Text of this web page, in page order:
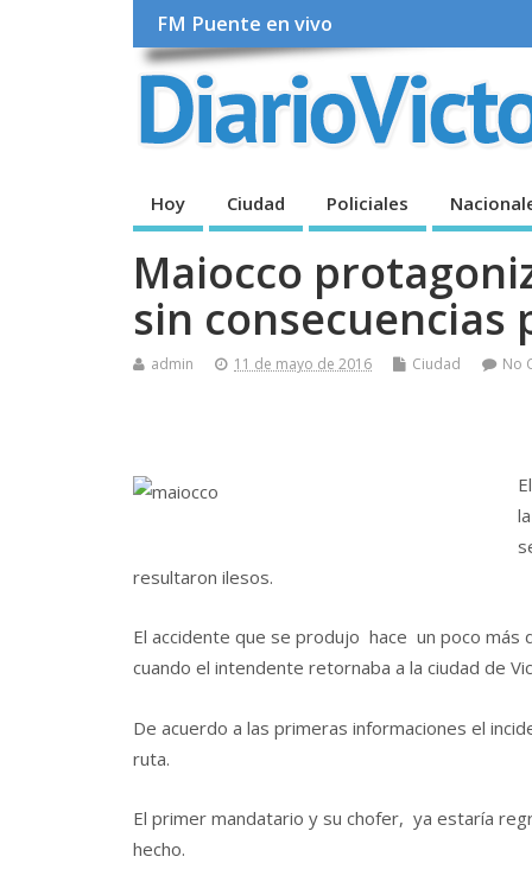
FM Puente en vivo
Hoy Ciudad Policiales
Maiocco
sin consecuencias
admin 11 de mayo de 2016 Ciudad No
resultaron ilesos.
El accidente que se produjo hace un poco más
cuando el intendente retornaba a la ciudad de
De acuerdo a las primeras informaciones el
ruta.
El primer mandatario y su chofer, ya estaría
hecho.